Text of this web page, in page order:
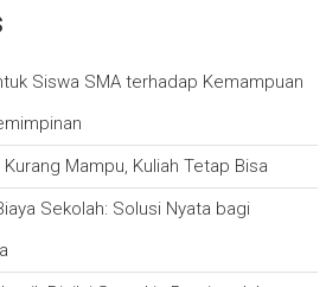
Siswa SMA terhadap Kemampuan
Mampu, Kuliah Tetap Bisa
Sekolah: Solusi Nyata bagi